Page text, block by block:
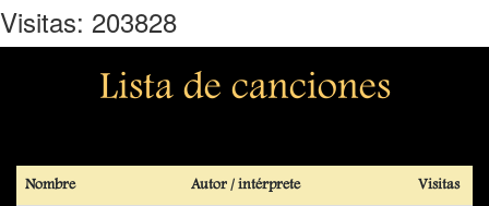
Visitas: 203828
Lista de canciones
Nombre Autor / intérprete Visitas